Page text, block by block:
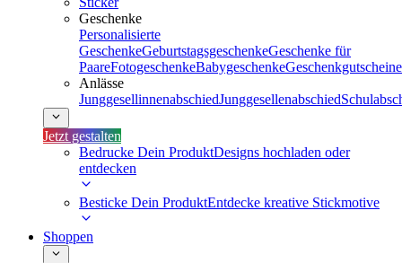
Geschenke
Personalisierte
GeschenkeGeburtstagsgeschenkeGeschenke für
PaareFotogeschenkeBabygeschenkeGeschenkgutscheine
Anlässe
JunggesellinnenabschiedJunggesellenabschied
Jetzt gestalten
Bedrucke Dein ProduktDesigns hochladen oder
entdecken
Besticke Dein ProduktEntdecke kreative Stickmotive
Shoppen